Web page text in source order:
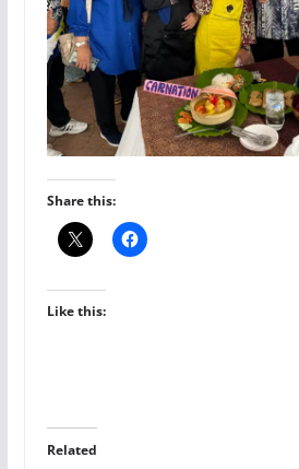
Share this:
Like this:
Related